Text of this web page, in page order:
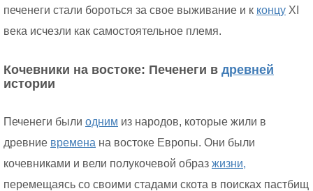
печенеги стали бороться за свое выживание и к концу XI
века исчезли как самостоятельное племя.
Кочевники на востоке: Печенеги в древней
истории
Печенеги были одним из народов, которые жили в
древние времена на востоке Европы. Они были
кочевниками и вели полукочевой образ жизни,
перемещаясь со своими стадами скота в поисках пастбищ